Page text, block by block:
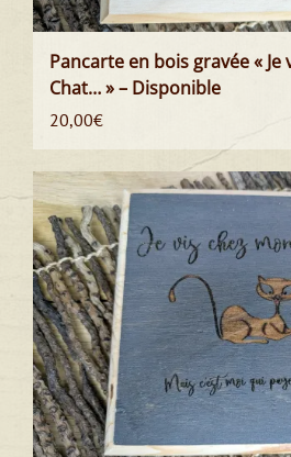
Pancarte en bois gravée « Je
Chat… » – Disponible
20,00€